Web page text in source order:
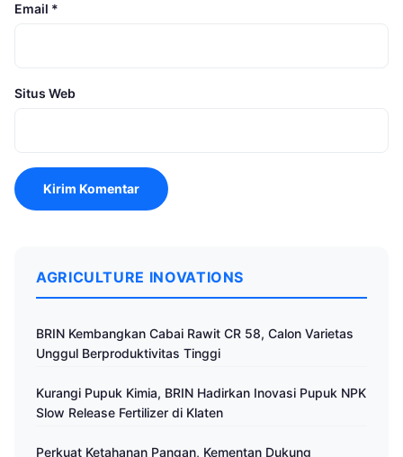
Email *
Situs Web
AGRICULTURE INOVATIONS
BRIN Kembangkan Cabai Rawit CR 58, Calon Varietas
Unggul Berproduktivitas Tinggi
Kurangi Pupuk Kimia, BRIN Hadirkan Inovasi Pupuk NPK
Slow Release Fertilizer di Klaten
Perkuat Ketahanan Pangan, Kementan Dukung